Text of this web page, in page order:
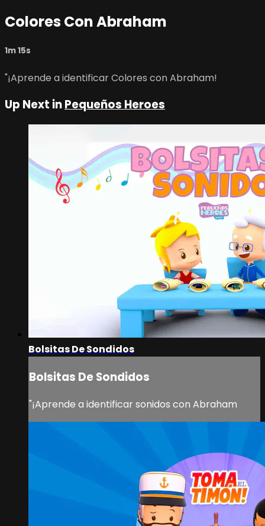
Colores Con Abraham
1m 15s
"¡Aprende a identificar Colores con Abraham!
Up Next inPequeños Heroes
Bolsitas De Sondidos
Bolsitas De Sondidos
"¡Aprende a identificar sonidos con Abraham